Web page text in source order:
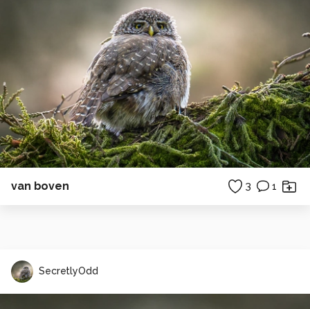
van boven 3 1
SecretlyOdd